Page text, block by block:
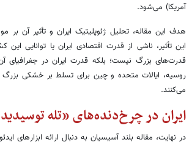
آمریکا) می‌شود.
هدف این مقاله، تحلیل ژئوپلیتیک ایران و تأثیر آن بر
این تأثیر، ناشی از قدرت اقتصادی ایران یا توانایی
قدرت‌های بزرگ نیست؛ بلکه قدرت ایران در جغرافیای
روسیه، ایالات متحده و چین برای تسلط بر خشکی بزرگ
می‌کنند.
ایران در چرخ‌دنده‌های «تله
در نهایت، مقاله بلند آسیسیان به دنبال ارائه ابزارهای